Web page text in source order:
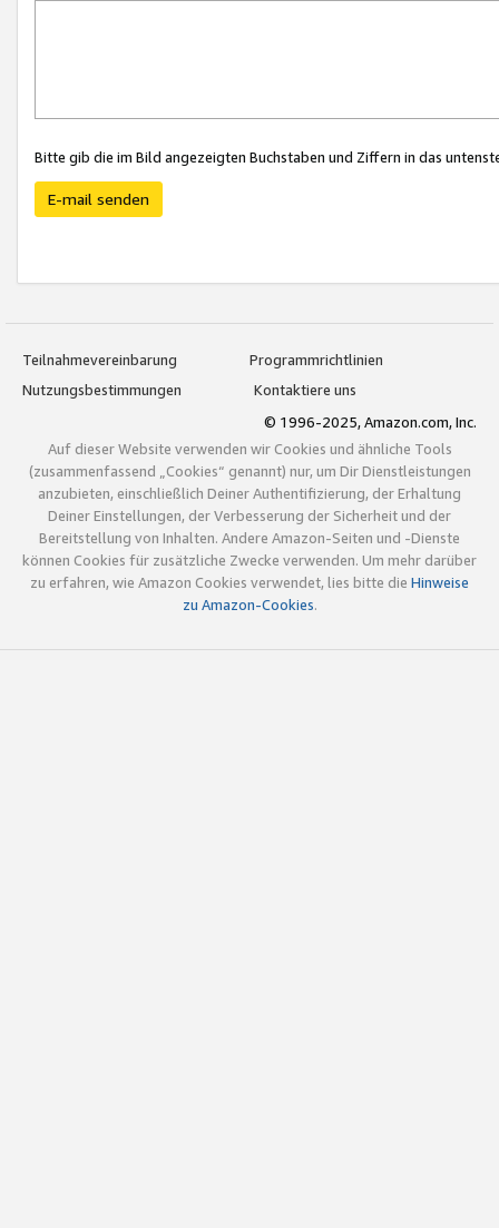
Bitte gib die im Bild angezeigten Buchstaben und Ziffern in das
E-mail senden
Teilnahmevereinbarung
Programmrichtlinien
Nutzungsbestimmungen
Kontaktiere uns
© 1996-2025, Amazon.com, Inc.
Auf dieser Website verwenden wir Cookies und ähnliche Tools
(zusammenfassend „Cookies“ genannt) nur, um Dir Dienstleistungen
anzubieten, einschließlich Deiner Authentifizierung, der Erhaltung
Deiner Einstellungen, der Verbesserung der Sicherheit und der
Bereitstellung von Inhalten. Andere Amazon-Seiten und -Dienste
können Cookies für zusätzliche Zwecke verwenden. Um mehr darüber
zu erfahren, wie Amazon Cookies verwendet, lies bitte die Hinweise
zu Amazon-Cookies.